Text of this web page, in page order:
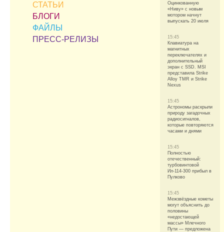
СТАТЬИ
БЛОГИ
ФАЙЛЫ
ПРЕСС-РЕЛИЗЫ
Оцинкованную
«Ниву» с новым
мотором начнут
выпускать 20 июля
15:45
Клавиатура на
магнитных
переключателях и
дополнительный
экран с SSD. MSI
представила Strike
Alloy TMR и Strike
Nexus
15:45
Астрономы раскрыли
природу загадочных
радиосигналов,
которые повторяются
часами и днями
15:45
Полностью
отечественный:
турбовинтовой
Ил-114-300 прибыл в
Пулково
15:45
Межзвёздные кометы
могут объяснить до
половины
«недостающей
массы» Млечного
Пути — предложена